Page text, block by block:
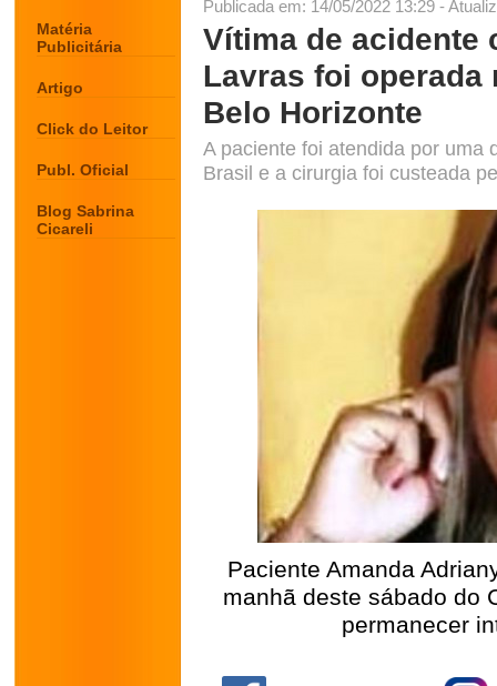
Matéria
Publicitária
Artigo
Click do Leitor
Publ. Oficial
Blog Sabrina
Cicareli
Publicada em: 14/05/2022 13:29 -
Vítima de acidente
Lavras foi operada
Belo Horizonte
A paciente foi atendida por uma
Brasil e a cirurgia foi custeada
Paciente Amanda
manhã deste sábado do
permanecer